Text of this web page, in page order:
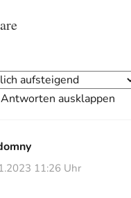
ausklappen
11:26 Uhr